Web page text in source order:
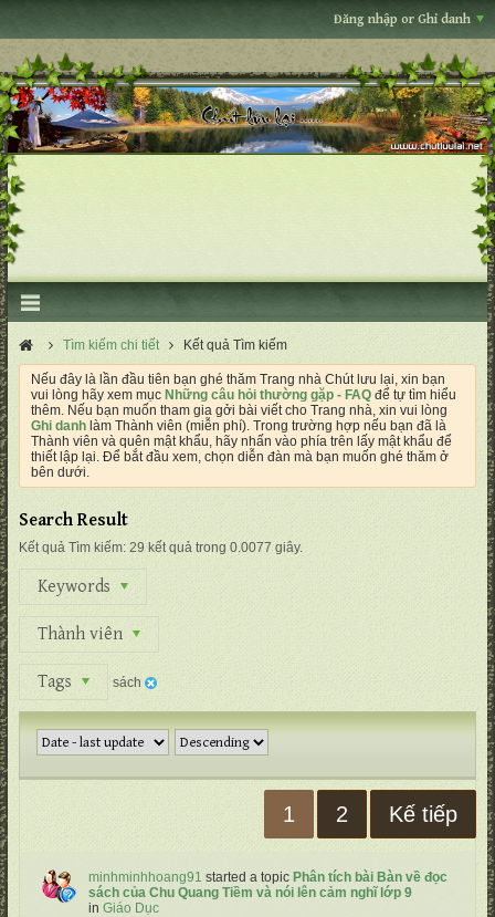
Đăng nhập or Ghi danh
Tìm kiếm chi tiết Kết quả Tìm kiếm
Nếu đây là lần đầu tiên bạn ghé thăm Trang nhà Chút lưu lại, xin bạn
vui lòng hãy xem mục Những câu hỏi thường gặp - FAQ để tự tìm hiểu
thêm. Nếu bạn muốn tham gia gởi bài viết cho Trang nhà, xin vui lòng
Ghi danh làm Thành viên (miễn phí). Trong trường hợp nếu bạn đã là
Thành viên và quên mật khẩu, hãy nhấn vào phía trên lấy mật khẩu để
thiết lập lại. Để bắt đầu xem, chọn diễn đàn mà bạn muốn ghé thăm ở
bên dưới.
Search Result
Kết quả Tìm kiếm: 29 kết quả trong 0.0077 giây.
Keywords
Thành viên
Tags sách
1 2 Kế tiếp
minhminhhoang91 started a topic Phân tích bài Bàn về đọc
sách của Chu Quang Tiềm và nói lên cảm nghĩ lớp 9
in Giáo Dục